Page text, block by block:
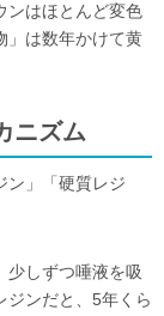
ンはほとんど変色
」は数年かけて黄
ニズム
ン」「硬質レジ
少しずつ唾液を吸
ジンだと、5年くら